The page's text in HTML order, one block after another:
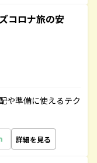
コロナ旅の安
や準備に使えるテク
詳細を見る